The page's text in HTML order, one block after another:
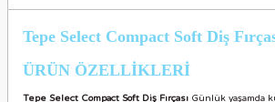
Tepe Select Compact Soft Diş
ÜRÜN ÖZELLİKLERİ
Tepe Select Compact Soft Diş Fırçası Günlük yaşamda